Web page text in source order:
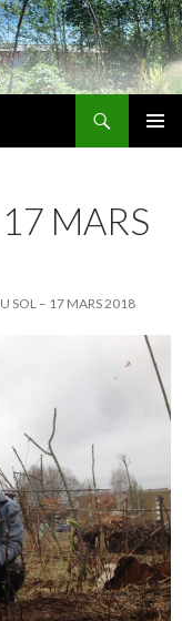
MARS
SOL – 17 MARS 2018